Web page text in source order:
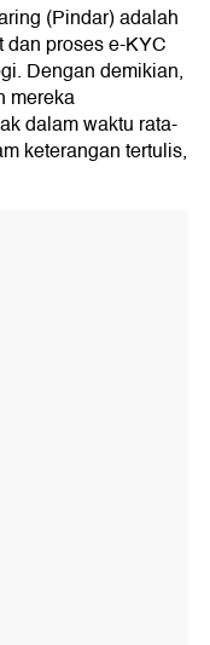
(Pindar) adalah
dan proses e-KYC
Dengan demikian,
mereka
dalam waktu rata-
keterangan tertulis,